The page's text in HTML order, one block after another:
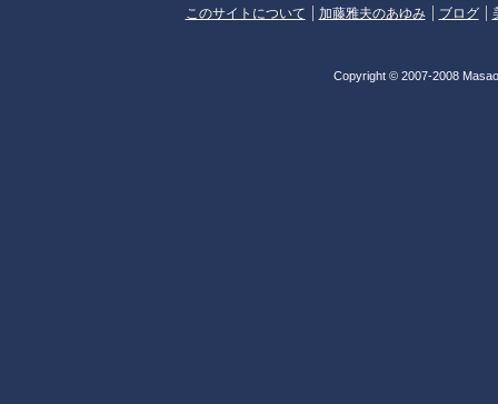
このサイトについて 加藤雅夫のあゆみ ブログ
Copyright © 2007-2008